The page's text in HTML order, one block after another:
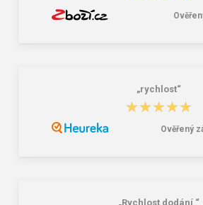
„rychlost“
★★★★★
★★★★★
Ověřený